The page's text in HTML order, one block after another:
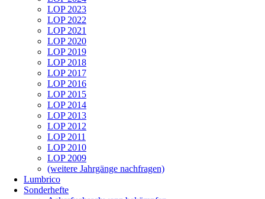
LOP 2023
LOP 2022
LOP 2021
LOP 2020
LOP 2019
LOP 2018
LOP 2017
LOP 2016
LOP 2015
LOP 2014
LOP 2013
LOP 2012
LOP 2011
LOP 2010
LOP 2009
(weitere Jahrgänge nachfragen)
Lumbrico
Sonderhefte